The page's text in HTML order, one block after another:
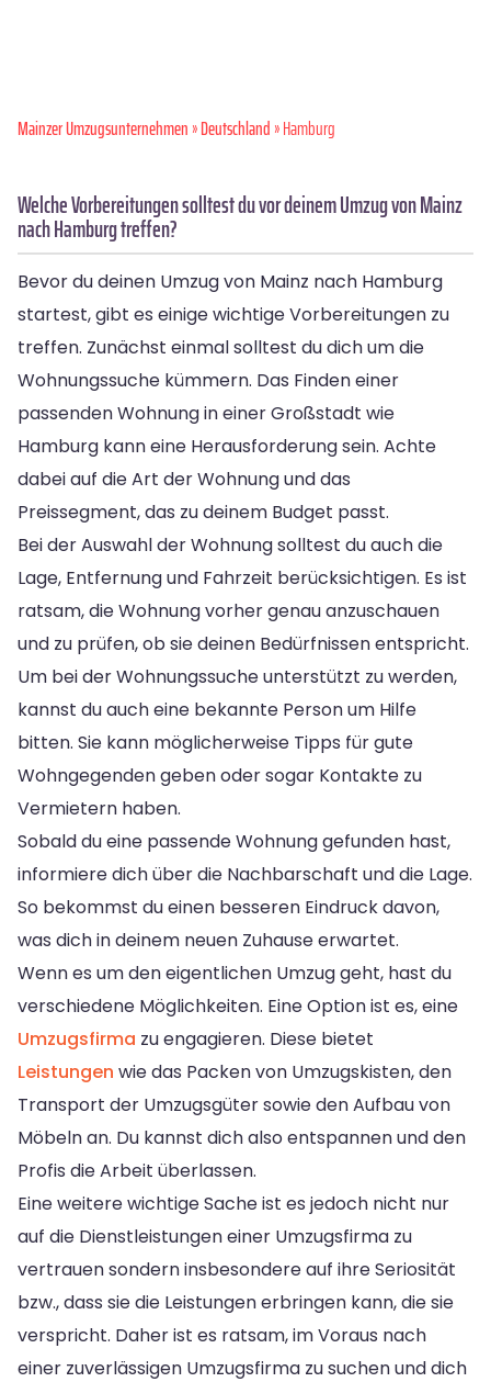
Mainzer Umzugsunternehmen»Deutschland» Hamburg
Welche Vorbereitungen solltest du vor deinem Umzug von Mainz
nach Hamburg treffen?
Bevor du deinen Umzug von Mainz nach Hamburg
startest, gibt es einige wichtige Vorbereitungen zu
treffen. Zunächst einmal solltest du dich um die
Wohnungssuche kümmern. Das Finden einer
passenden Wohnung in einer Großstadt wie
Hamburg kann eine Herausforderung sein. Achte
dabei auf die Art der Wohnung und das
Preissegment, das zu deinem Budget passt.
Bei der Auswahl der Wohnung solltest du auch die
Lage, Entfernung und Fahrzeit berücksichtigen. Es ist
ratsam, die Wohnung vorher genau anzuschauen
und zu prüfen, ob sie deinen Bedürfnissen entspricht.
Um bei der Wohnungssuche unterstützt zu werden,
kannst du auch eine bekannte Person um Hilfe
bitten. Sie kann möglicherweise Tipps für gute
Wohngegenden geben oder sogar Kontakte zu
Vermietern haben.
Sobald du eine passende Wohnung gefunden hast,
informiere dich über die Nachbarschaft und die Lage.
So bekommst du einen besseren Eindruck davon,
was dich in deinem neuen Zuhause erwartet.
Wenn es um den eigentlichen Umzug geht, hast du
verschiedene Möglichkeiten. Eine Option ist es, eine
Umzugsfirma zu engagieren. Diese bietet
Leistungen wie das Packen von Umzugskisten, den
Transport der Umzugsgüter sowie den Aufbau von
Möbeln an. Du kannst dich also entspannen und den
Profis die Arbeit überlassen.
Eine weitere wichtige Sache ist es jedoch nicht nur
auf die Dienstleistungen einer Umzugsfirma zu
vertrauen sondern insbesondere auf ihre Seriosität
bzw., dass sie die Leistungen erbringen kann, die sie
verspricht. Daher ist es ratsam, im Voraus nach
einer zuverlässigen Umzugsfirma zu suchen und dich